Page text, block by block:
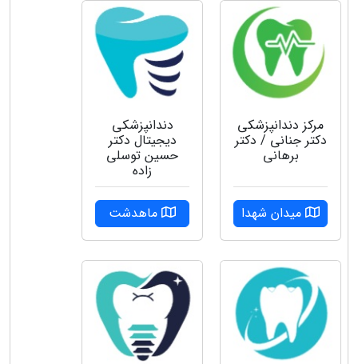
مرکز دندانپزشکی
دکتر جنانی / دکتر
برهانی
میدان شهدا
دندانپزشکی
دیجیتال دکتر
حسین توسلی
زاده
ماهدشت